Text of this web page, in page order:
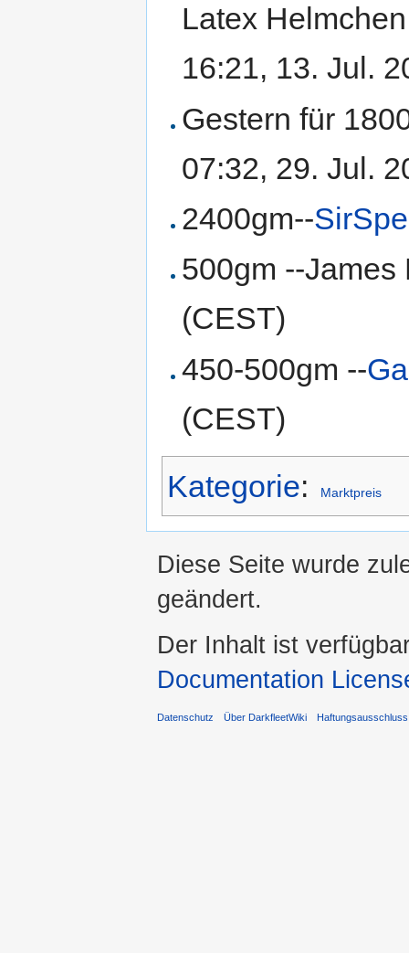
Latex
16:21, 13. Jul.
Gestern für
07:32, 29. Jul.
2400gm--
500gm --James
(CEST)
450-500gm --
(CEST)
Kategorie: Marktpreis
Diese Seite wurde
geändert.
Der Inhalt ist
Documentation
Datenschutz Über DarkfleetWiki Haftungsausschluss